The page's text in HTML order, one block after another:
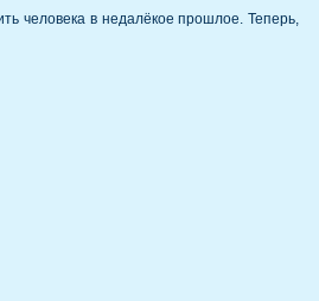
человека в недалёкое прошлое. Теперь,